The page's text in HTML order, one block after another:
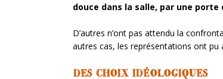
douce dans la salle, par une
D’autres n’ont pas attendu la
autres cas, les représentations ont
DES CHOIX IDÉOLOGIQUES